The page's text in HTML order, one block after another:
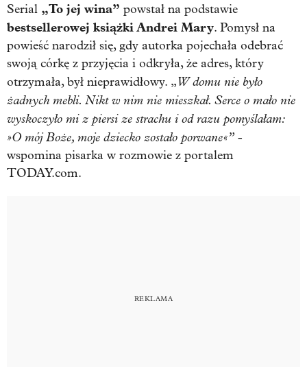
Serial „To jej wina” powstał na podstawie
bestsellerowej książki Andrei Mary. Pomysł na
powieść narodził się, gdy autorka pojechała odebrać
swoją córkę z przyjęcia i odkryła, że adres, który
otrzymała, był nieprawidłowy. „W domu nie było
żadnych mebli. Nikt w nim nie mieszkał. Serce o mało nie
wyskoczyło mi z piersi ze strachu i od razu pomyślałam:
»O mój Boże, moje dziecko zostało porwane«” -
wspomina pisarka w rozmowie z portalem
TODAY.com.